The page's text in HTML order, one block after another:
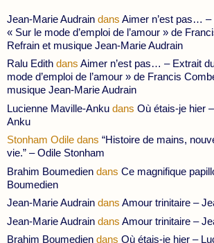
Jean-Marie Audrain dans Aimer n’est pas…
« Sur le mode d’emploi de l’amour » de
Refrain et musique Jean-Marie Audrain
Ralu Edith dans Aimer n’est pas… – Extrait
mode d’emploi de l’amour » de Francis
musique Jean-Marie Audrain
Lucienne Maville-Anku dans Où étais-je hier
Anku
Stonham Odile dans “Histoire de mains,
vie.” – Odile Stonham
Brahim Boumedien dans Ce magnifique
Boumedien
Jean-Marie Audrain dans Amour trinitaire –
Jean-Marie Audrain dans Amour trinitaire –
Brahim Boumedien dans Où étais-je hier –